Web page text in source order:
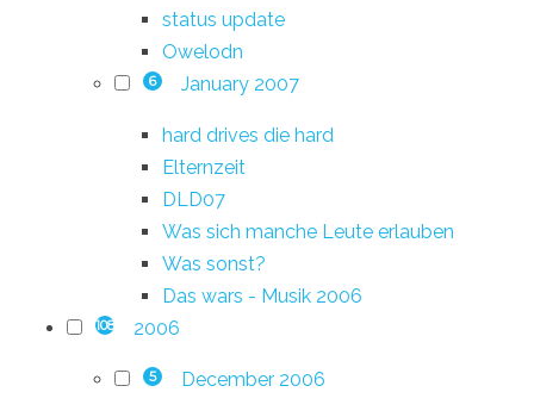
status update
Owelodn
6 January 2007
hard drives die hard
Elternzeit
DLD07
Was sich manche Leute erlauben
Was sonst?
Das wars - Musik 2006
108 2006
5 December 2006